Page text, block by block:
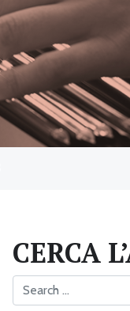
CERCA